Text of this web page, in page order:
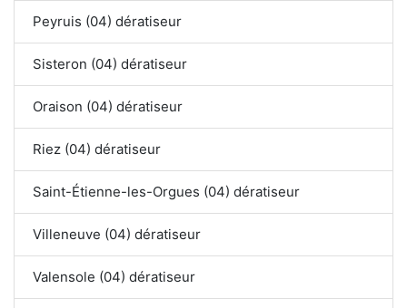
Peyruis (04) dératiseur
Sisteron (04) dératiseur
Oraison (04) dératiseur
Riez (04) dératiseur
Saint-Étienne-les-Orgues (04) dératiseur
Villeneuve (04) dératiseur
Valensole (04) dératiseur